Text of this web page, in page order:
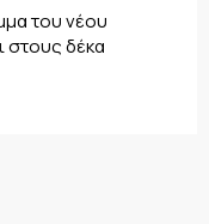
του νέου
στους δέκα